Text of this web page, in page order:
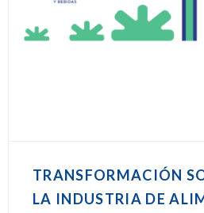
TRANSFORMACIÓN
LA INDUSTRIA DE